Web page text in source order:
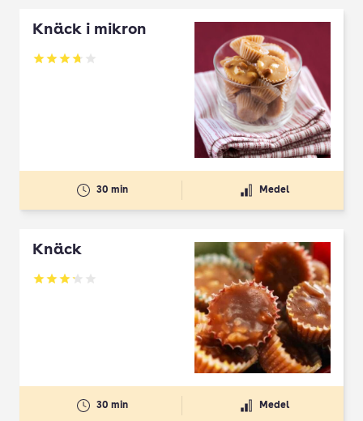
Knäck i mikron
Betyg: 3.69 av 5
30 min Medel
Knäck
Betyg: 3.2 av 5
30 min Medel